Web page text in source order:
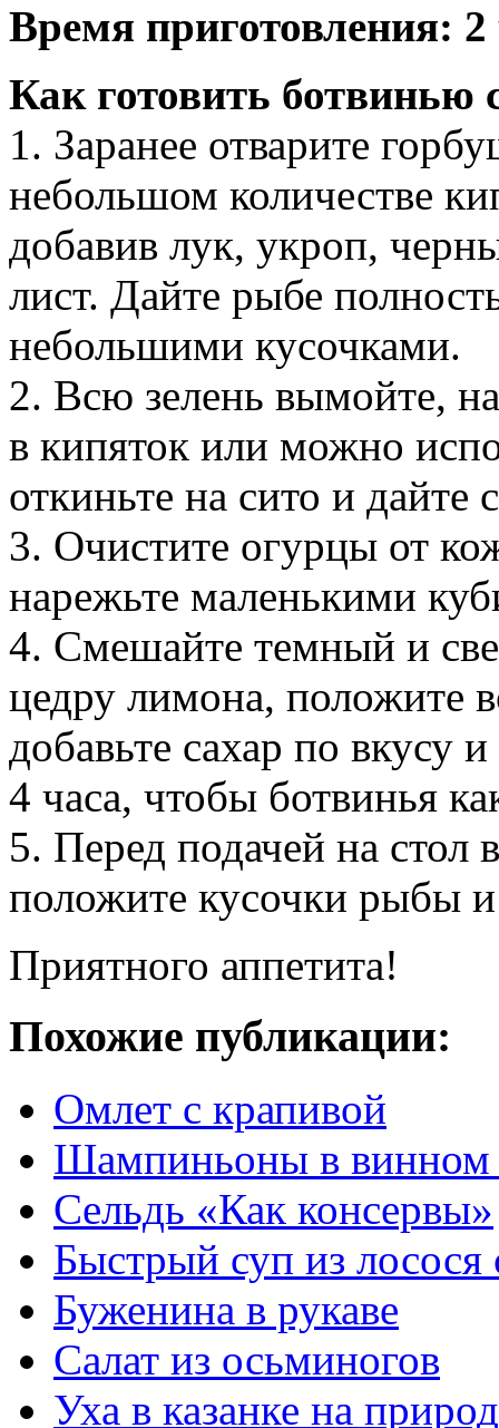
Время приготовления: 2
Как готовить ботвинью
1. Заранее отварите
небольшом количестве
добавив лук, укроп,
лист. Дайте рыбе
небольшими кусочками.
2. Всю зелень вымойте,
в кипяток или можно
откиньте на сито и дайте
3. Очистите огурцы от
нарежьте маленькими
4. Смешайте темный и
цедру лимона, положите
добавьте сахар по вкусу
4 часа, чтобы ботвинья
5. Перед подачей на стол
положите кусочки рыбы и
Приятного аппетита!
Похожие публикации:
Омлет с крапивой
Шампиньоны в винном
Сельдь «Как консервы»
Быстрый суп из лосося
Буженина в рукаве
Салат из осьминогов
Уха в казанке на